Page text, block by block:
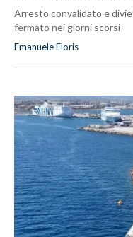
Arresto convalidato e
fermato nei giorni scorsi
Emanuele Floris